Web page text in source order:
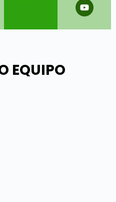
EQUIPO